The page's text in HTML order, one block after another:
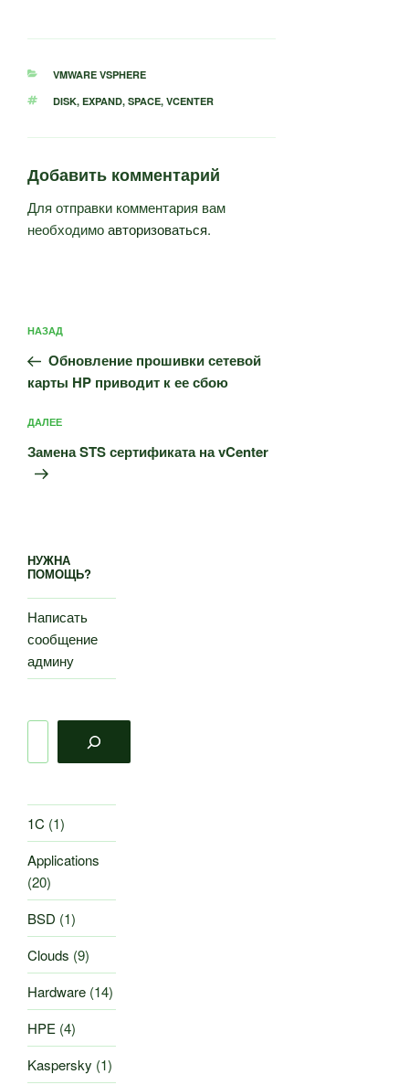
РУБРИКИ
VMWARE VSPHERE
МЕТКИ
DISK, EXPAND, SPACE, VCENTER
Добавить комментарий
Для отправки комментария вам
необходимоавторизоваться.
по
записям
Предыдущая
запись:
НАЗАД
Обновление прошивки сетевой
карты HP приводит к ее сбою
Следующая
запись
ДАЛЕЕ
Замена STS сертификата на vCenter
НУЖНА
ПОМОЩЬ?
Написать
сообщение
админу
1C (1)
Applications
(20)
BSD (1)
Clouds (9)
Hardware (14)
HPE (4)
Kaspersky (1)